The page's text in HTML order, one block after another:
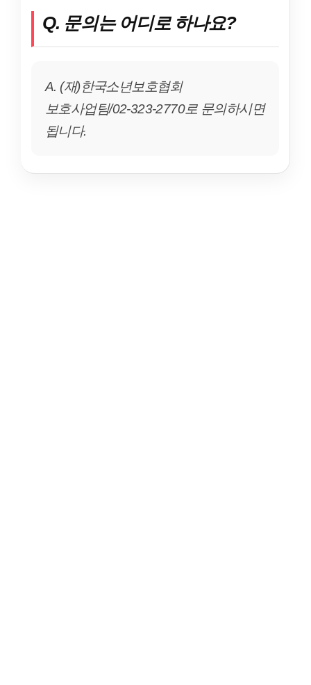
Q. 문의는 어디로 하나요?
A. (재)한국소년보호협회
보호사업팀/02-323-2770로 문의하시면
됩니다.